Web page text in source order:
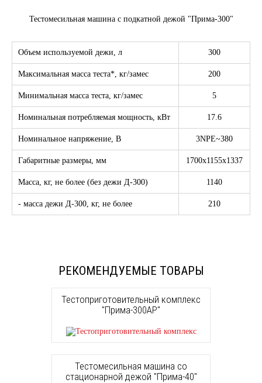
Тестомесильная машина с подкатной дежой "Прима-300"
Объем используемой дежи, л 300
Максимальная масса теста*, кг/замес 200
Минимальная масса теста, кг/замес 5
Номинальная потребляемая мощность, кВт 17.6
Номинальное напряжение, В 3NPE~380
Габаритные размеры, мм 1700x1155x1337
Масса, кг, не более (без дежи Д-300) 1140
- масса дежи Д-300, кг, не более 210
РЕКОМЕНДУЕМЫЕ ТОВАРЫ
Тестоприготовительный комплекс
"Прима-300АР"
Тестомесильная машина со
стационарной дежой "Прима-40"